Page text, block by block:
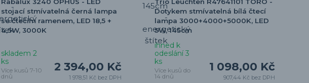
Rabalux 3240 OPHUS - LED
stojací stmívatelná černá lampa
se čtečím ramenem, LED 18,5 +
4,5W, 3000K
2 394,00 Kč
1 978,51 Kč bez DPH
skladem 2
ks
Více kusů 7-10
dnů
Trio Leuchten R47641101 TORO -
Dotykem stmívatelná bílá čtecí
lampa 3000+4000+5000K, LED
5W, 145cm
1 098,00 Kč
907,44 Kč bez DPH
ihned k
odeslání 3
ks
Více kusů do
14 dnů